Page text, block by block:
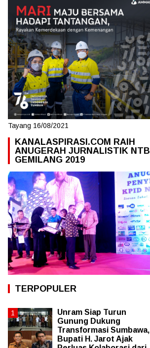
Tayang 16/08/2021
KANALASPIRASI.COM RAIH
ANUGERAH JURNALISTIK NTB
GEMILANG 2019
TERPOPULER
Unram Siap Turun
Gunung Dukung
Transformasi Sumbawa,
Bupati H. Jarot Ajak